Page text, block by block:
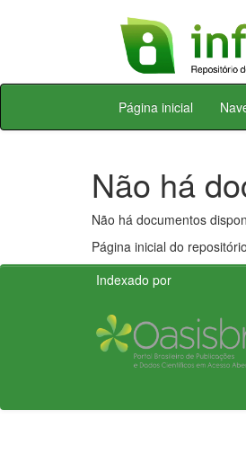
Skip
Página inicial
Não há
Não há documentos
Página inicial do repositório
Indexado por